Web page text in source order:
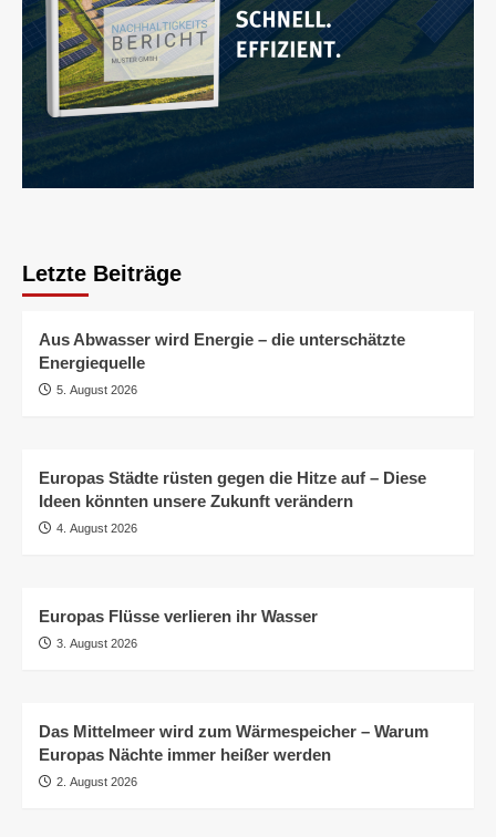
Letzte Beiträge
Aus Abwasser wird Energie – die unterschätzte
Energiequelle
5. August 2026
Europas Städte rüsten gegen die Hitze auf – Diese
Ideen könnten unsere Zukunft verändern
4. August 2026
Europas Flüsse verlieren ihr Wasser
3. August 2026
Das Mittelmeer wird zum Wärmespeicher – Warum
Europas Nächte immer heißer werden
2. August 2026